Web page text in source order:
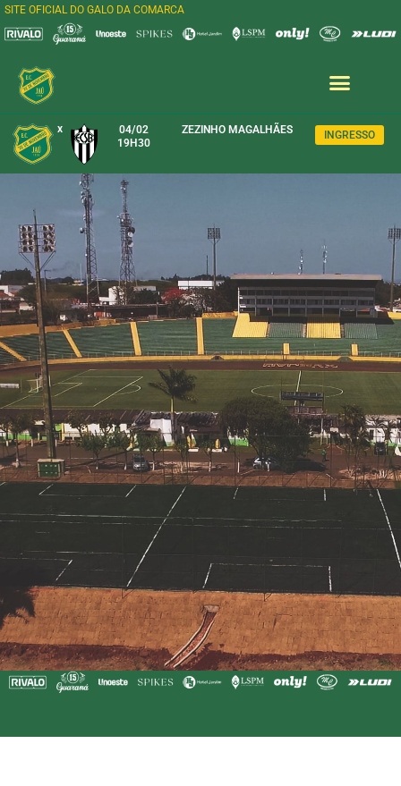
SITE OFICIAL DO GALO DA COMARCA
x
04/02
19H30
ZEZINHO MAGALHÃES INGRESSO
A região EU não está ativada para cookie-statement.